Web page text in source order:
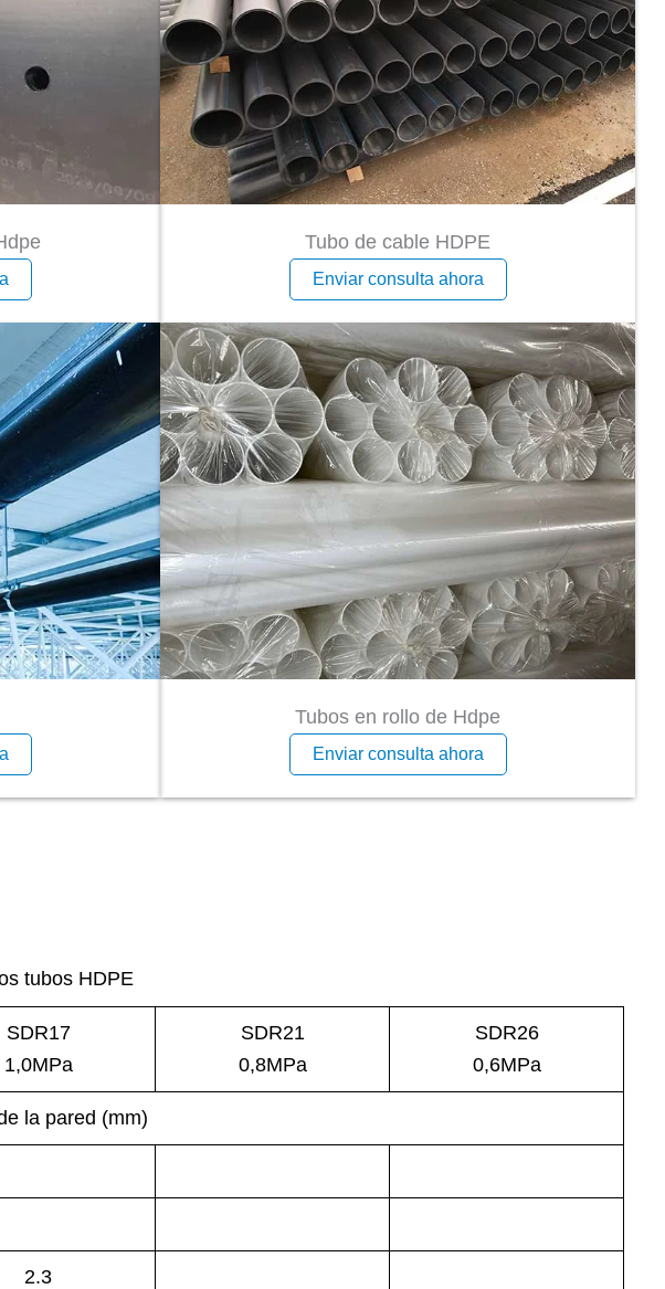
Tubo de cable HDPE
Enviar consulta ahora
Tubos en rollo de Hdpe
Enviar consulta ahora
tubos HDPE
SDR17
1,0MPa
SDR21
0,8MPa
SDR26
0,6MPa
la pared (mm)
2.3